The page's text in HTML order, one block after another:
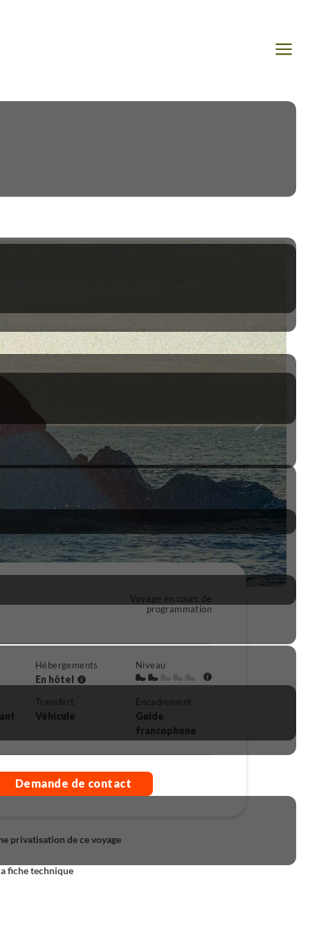
Voyage en cours de
programmation
Hébergements
En hôtel
Niveau
Transfert
Véhicule
Encadrement
Guide
francophone
Demande de contact
privatisation de ce voyage
fiche technique